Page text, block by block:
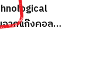
ากแก๊งคอล
รอรับการ